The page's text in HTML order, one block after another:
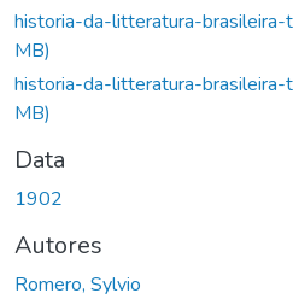
historia-da-litteratura-
MB)
historia-da-litteratura-
MB)
Data
1902
Autores
Romero, Sylvio